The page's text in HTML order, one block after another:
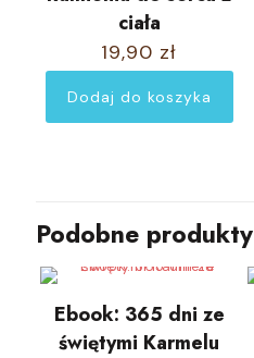
ciała
19,90 zł
Dodaj do koszyka
Podobne produkty
Ebook: 365 dni ze
świętymi Karmelu